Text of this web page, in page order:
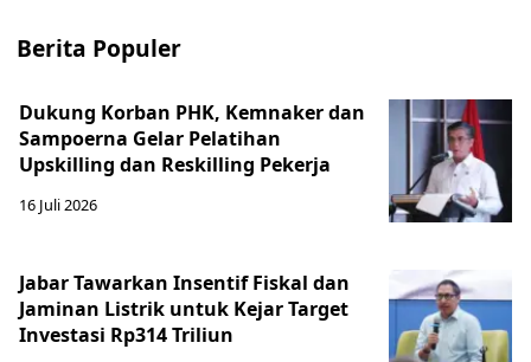
Berita Populer
Dukung Korban PHK, Kemnaker dan
Sampoerna Gelar Pelatihan
Upskilling dan Reskilling Pekerja
16 Juli 2026
Jabar Tawarkan Insentif Fiskal dan
Jaminan Listrik untuk Kejar Target
Investasi Rp314 Triliun